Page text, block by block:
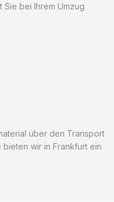
Sie bei Ihrem Umzug
über den Transport
wir in Frankfurt ein